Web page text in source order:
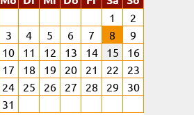
1
2
3
4 5 6 7 8
9
10
11 12 13 14 15
16
17
18 19 20 21 22
23
24
25 26 27 28 29
30
31